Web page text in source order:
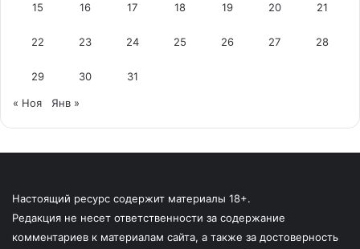
15 16 17 18 19 20 21
22 23 24 25 26 27 28
29 30 31
« Ноя Янв »
Настоящий ресурс содержит материалы 18+.
Редакция не несет ответственности за содержание
комментариев к материалам сайта, а также за достоверность